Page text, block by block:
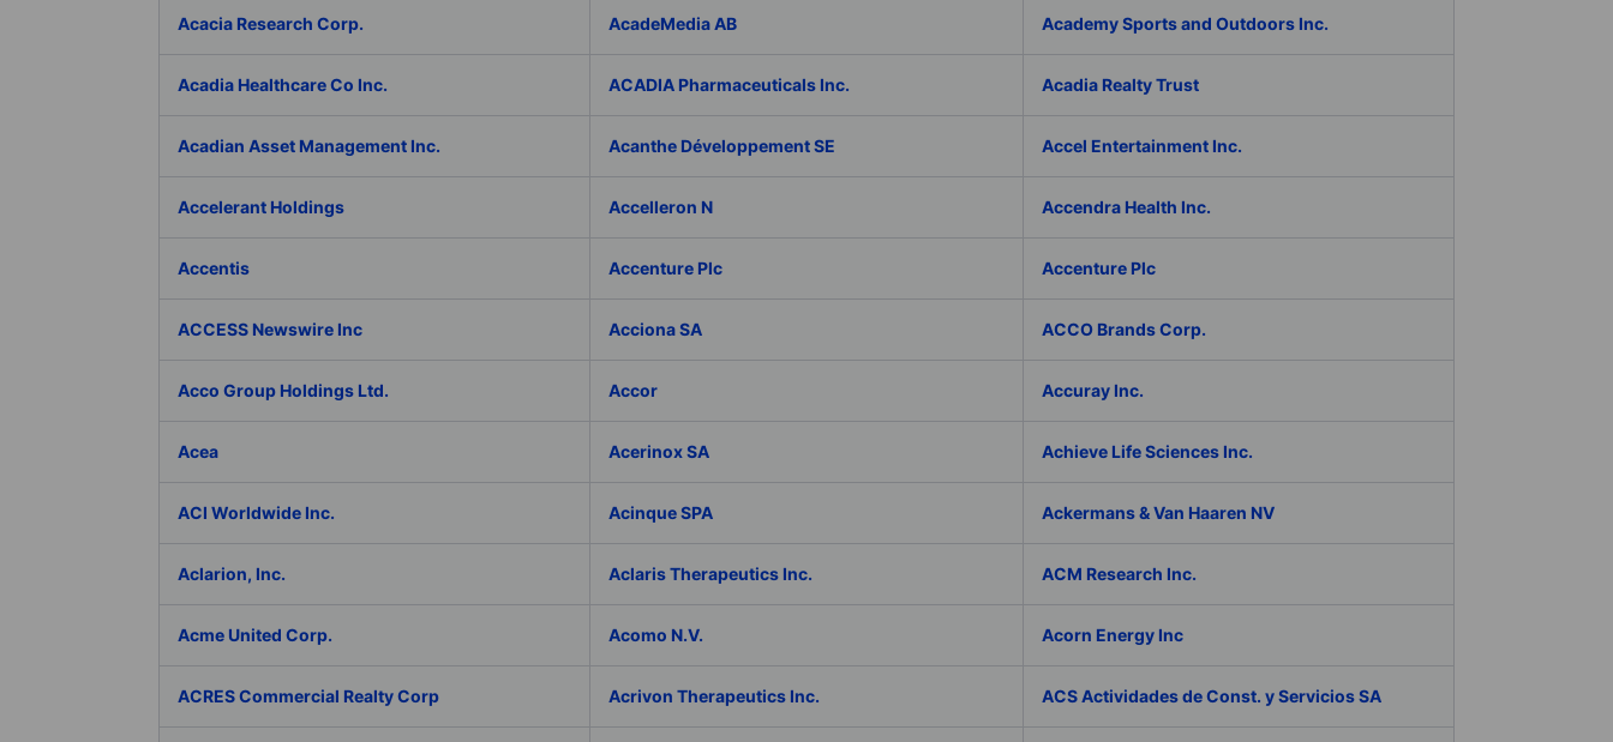
Acacia Research Corp. AcadeMedia AB Academy Sports and Outdoors Inc.
Acadia Healthcare Co Inc. ACADIA Pharmaceuticals Inc. Acadia Realty Trust
Acadian Asset Management Inc. Acanthe Développement SE Accel Entertainment Inc.
Accelerant Holdings Accelleron N Accendra Health Inc.
Accentis Accenture Plc Accenture Plc
ACCESS Newswire Inc Acciona SA ACCO Brands Corp.
Acco Group Holdings Ltd. Accor Accuray Inc.
Acea Acerinox SA Achieve Life Sciences Inc.
ACI Worldwide Inc. Acinque SPA Ackermans & Van Haaren NV
Aclarion, Inc. Aclaris Therapeutics Inc. ACM Research Inc.
Acme United Corp. Acomo N.V. Acorn Energy Inc
ACRES Commercial Realty Corp Acrivon Therapeutics Inc. ACS Actividades de Const. y Servicios SA